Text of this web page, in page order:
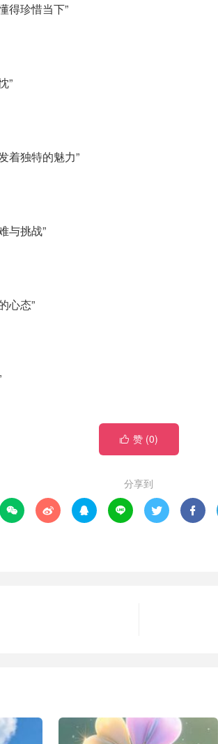
得珍惜当下”
”
着独特的魅力”
与挑战”
心态”
 赞 (0)
分享到
     